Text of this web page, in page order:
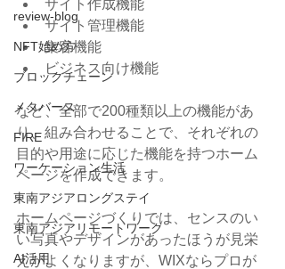
review-blog
NFT始め方
ブロックチェーン
メタバース
FIRE
ワーケーション生活
東南アジアロングステイ
東南アジアリモートワーク
AI活用
サイト作成機能
サイト管理機能
集客機能
ビジネス向け機能
など、全部で200種類以上の機能があ
り、組み合わせることで、それぞれの
目的や用途に応じた機能を持つホーム
ページを作成できます。
ホームページづくりでは、センスのい
い写真やデザインがあったほうが見栄
えがよくなりますが、WIXならプロが